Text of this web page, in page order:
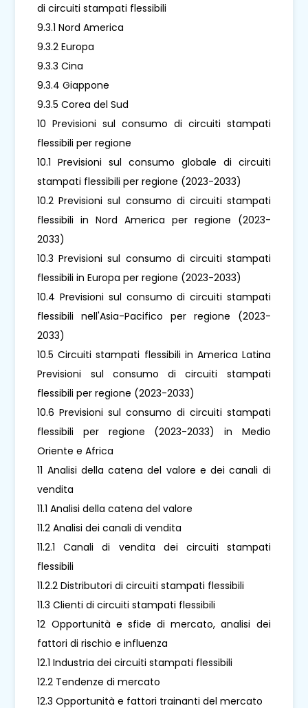
di circuiti stampati flessibili
9.3.1 Nord America
9.3.2 Europa
9.3.3 Cina
9.3.4 Giappone
9.3.5 Corea del Sud
10 Previsioni sul consumo di circuiti stampati
flessibili per regione
10.1 Previsioni sul consumo globale di circuiti
stampati flessibili per regione (2023-2033)
10.2 Previsioni sul consumo di circuiti stampati
flessibili in Nord America per regione (2023-
2033)
10.3 Previsioni sul consumo di circuiti stampati
flessibili in Europa per regione (2023-2033)
10.4 Previsioni sul consumo di circuiti stampati
flessibili nell'Asia-Pacifico per regione (2023-
2033)
10.5 Circuiti stampati flessibili in America Latina
Previsioni sul consumo di circuiti stampati
flessibili per regione (2023-2033)
10.6 Previsioni sul consumo di circuiti stampati
flessibili per regione (2023-2033) in Medio
Oriente e Africa
11 Analisi della catena del valore e dei canali di
vendita
11.1 Analisi della catena del valore
11.2 Analisi dei canali di vendita
11.2.1 Canali di vendita dei circuiti stampati
flessibili
11.2.2 Distributori di circuiti stampati flessibili
11.3 Clienti di circuiti stampati flessibili
12 Opportunità e sfide di mercato, analisi dei
fattori di rischio e influenza
12.1 Industria dei circuiti stampati flessibili
12.2 Tendenze di mercato
12.3 Opportunità e fattori trainanti del mercato